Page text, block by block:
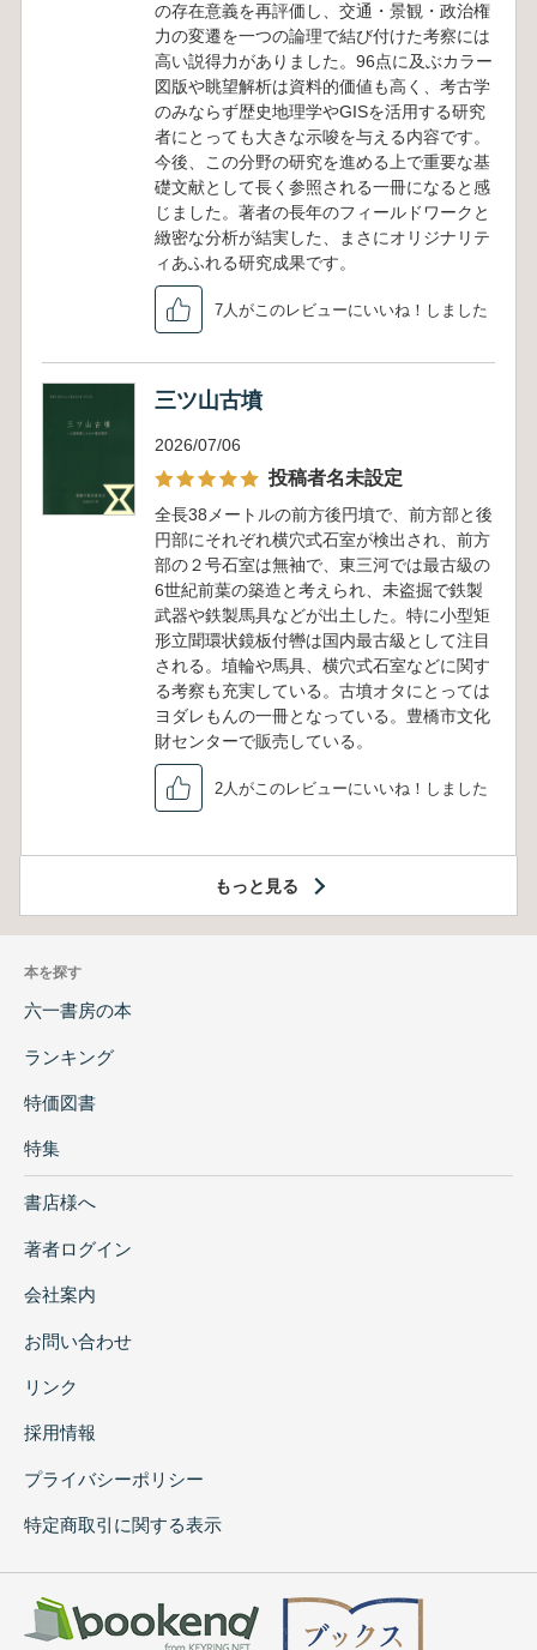
の存在意義を再評価し、交通・景観・政治権
力の変遷を一つの論理で結び付けた考察には
高い説得力がありました。96点に及ぶカラー
図版や眺望解析は資料的価値も高く、考古学
のみならず歴史地理学やGISを活用する研究
者にとっても大きな示唆を与える内容です。
今後、この分野の研究を進める上で重要な基
礎文献として長く参照される一冊になると感
じました。著者の長年のフィールドワークと
緻密な分析が結実した、まさにオリジナリテ
ィあふれる研究成果です。
7人がこのレビューにいいね！しました
三ツ山古墳
2026/07/06
投稿者名未設定
全長38メートルの前方後円墳で、前方部と後
円部にそれぞれ横穴式石室が検出され、前方
部の２号石室は無袖で、東三河では最古級の
6世紀前葉の築造と考えられ、未盗掘で鉄製
武器や鉄製馬具などが出土した。特に小型矩
形立聞環状鏡板付轡は国内最古級として注目
される。埴輪や馬具、横穴式石室などに関す
る考察も充実している。古墳オタにとっては
ヨダレもんの一冊となっている。豊橋市文化
財センターで販売している。
2人がこのレビューにいいね！しました
もっと見る
本を探す
六一書房の本
ランキング
特価図書
特集
書店様へ
著者ログイン
会社案内
お問い合わせ
リンク
採用情報
プライバシーポリシー
特定商取引に関する表示